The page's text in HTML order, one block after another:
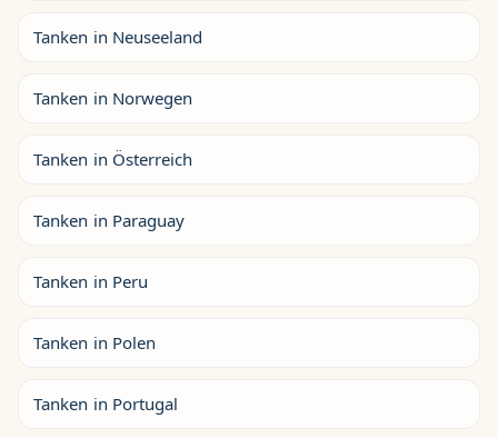
Tanken in Neuseeland
Tanken in Norwegen
Tanken in Österreich
Tanken in Paraguay
Tanken in Peru
Tanken in Polen
Tanken in Portugal